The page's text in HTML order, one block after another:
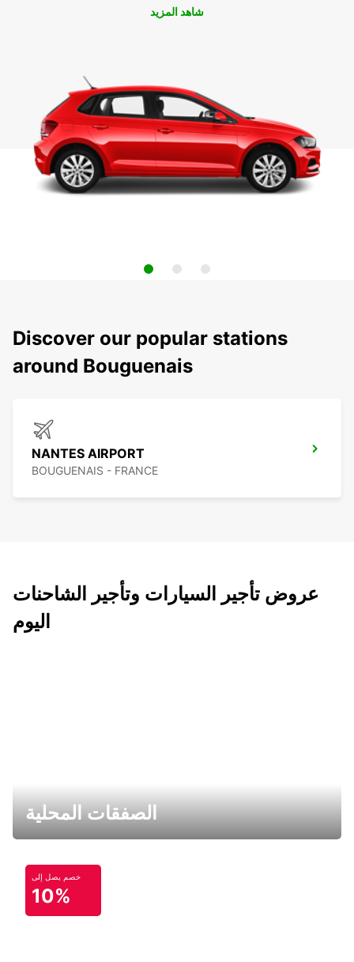
شاهد المزيد
Discover our popular stations
around Bouguenais
NANTES AIRPORT
BOUGUENAIS - FRANCE
عروض تأجير السيارات وتأجير الشاحنات
اليوم
الصفقات المحلية
خصم يصل إلى
10%